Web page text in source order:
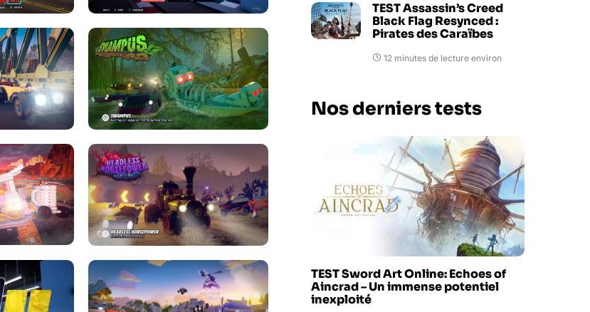
TEST Assassin’s Creed
Black Flag Resynced :
Pirates des Caraïbes
12 minutes de lecture environ
Nos derniers tests
TEST Sword Art Online: Echoes of
Aincrad – Un immense potentiel
inexploité